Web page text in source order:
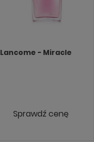
Lancome - Miracle
Sprawdź cenę